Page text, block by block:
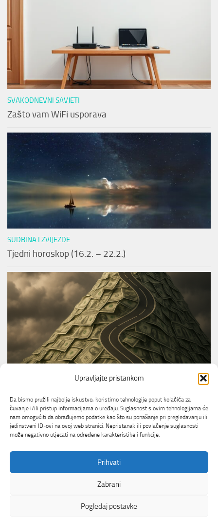
Upravljajte pristankom
Da bismo pružili najbolje iskustvo, koristimo tehnologije poput kolačića za
čuvanje i/ili pristup informacijama o uređaju. Suglasnost s ovim tehnologijama će
nam omogućiti da obrađujemo podatke kao što su ponašanje pri pregledavanju ili
jedinstveni ID-ovi na ovoj web stranici. Nepristanak ili povlačenje suglasnosti
može negativno utjecati na određene karakteristike i funkcije.
Prihvati
Zabrani
Pogledaj postavke
SVAKODNEVNI SAVJETI
Zašto vam WiFi usporava
SUDBINA I ZVIJEZDE
Tjedni horoskop (16.2. – 22.2.)
rekordnih 777 dolara — evo zašto
Net &